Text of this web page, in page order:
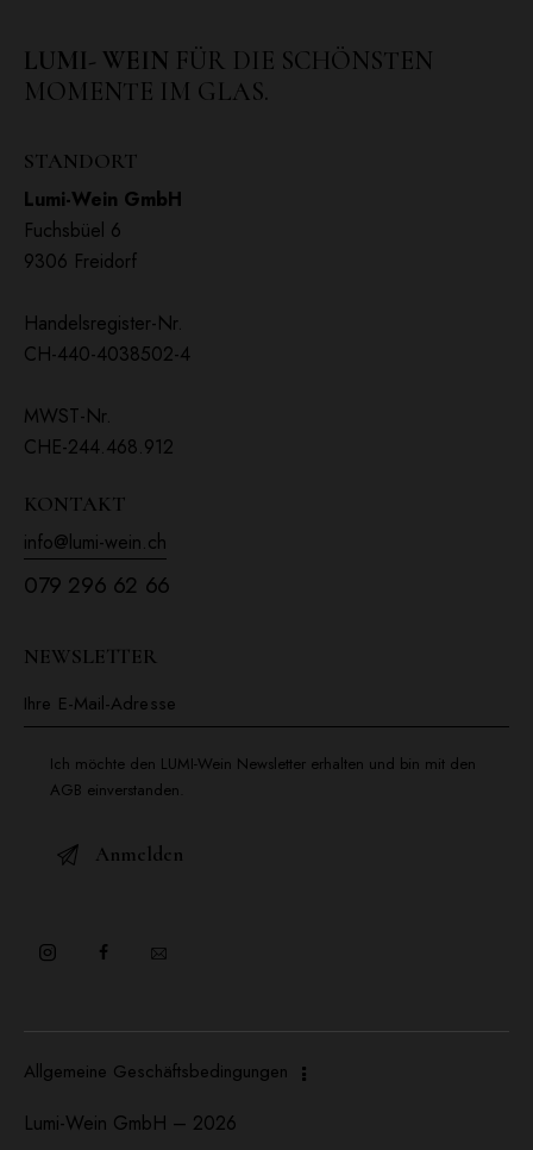
LUMI- WEIN FÜR DIE SCHÖNSTEN
MOMENTE IM GLAS.
STANDORT
Lumi-Wein GmbH
Fuchsbüel 6
9306 Freidorf
Handelsregister-Nr.
CH-440-4038502-4
MWST-Nr.
CHE-244.468.912
KONTAKT
info@lumi-wein.ch
079 296 62 66
NEWSLETTER
Ich möchte den LUMI-Wein Newsletter erhalten und bin mit den
AGB einverstanden.
Allgemeine Geschäftsbedingungen
Lumi-Wein GmbH – 2026